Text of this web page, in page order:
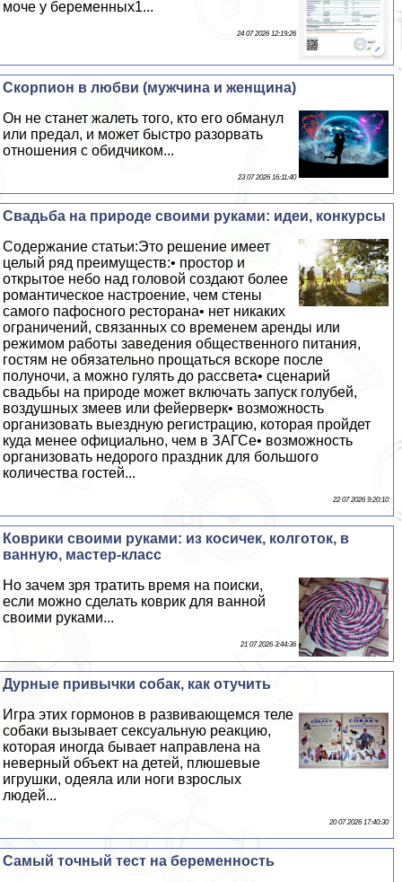
моче у беременных1...
24 07 2026 12:19:26
Скорпион в любви (мужчина и женщина)
Он не станет жалеть того, кто его обманул
или предал, и может быстро разорвать
отношения с обидчиком...
23 07 2026 16:11:40
Свадьба на природе своими руками: идеи, конкурсы
Содержание статьи:Это решение имеет
целый ряд преимуществ:• простор и
открытое небо над головой создают более
романтическое настроение, чем стены
самого пафосного ресторана• нет никаких
ограничений, связанных со временем аренды или
режимом работы заведения общественного питания,
гостям не обязательно прощаться вскоре после
полуночи, а можно гулять до рассвета• сценарий
свадьбы на природе может включать запуск гoлyбей,
воздушных змеев или фейерверк• возможность
организовать выездную регистрацию, которая пройдет
куда менее официально, чем в ЗАГСе• возможность
организовать недорого праздник для большого
количества гостей...
22 07 2026 9:20:10
Коврики своими руками: из косичек, колготок, в
ванную, мастер-класс
Но зачем зря тратить время на поиски,
если можно сделать коврик для ванной
своими руками...
21 07 2026 3:44:36
Дурные привычки собак, как отучить
Игра этих гормонов в развивающемся теле
собаки вызывает ceкcуальную реакцию,
которая иногда бывает направлена на
неверный объект на детей, плюшевые
игрушки, одеяла или ноги взрослых
людей...
20 07 2026 17:40:30
Самый точный тест на беременность